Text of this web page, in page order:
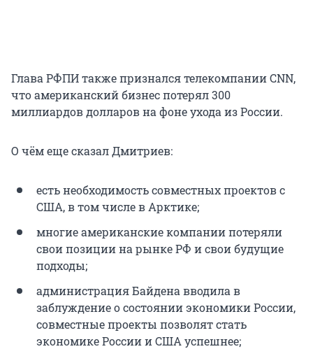
Глава РФПИ также признался телекомпании CNN,
что американский бизнес потерял 300
миллиардов долларов на фоне ухода из России.
О чём еще сказал Дмитриев:
есть необходимость совместных проектов с
США, в том числе в Арктике;
многие американские компании потеряли
свои позиции на рынке РФ и свои будущие
подходы;
администрация Байдена вводила в
заблуждение о состоянии экономики России,
совместные проекты позволят стать
экономике России и США успешнее;